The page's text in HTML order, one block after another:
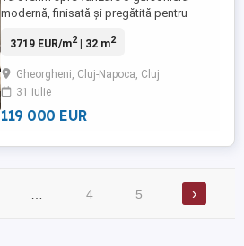
modernă, finisată și pregătită pentru
zona Constantin Brâncuși, una dintre cele
din Cluj-Napoca. Locuința este amplasată
la etajul 2 din 10 al unui imobil bine
întreținut și dispune ...
3719 EUR/m2| 32 m2
Gheorgheni, Cluj-Napoca, Cluj
31 iulie
119 000 EUR
4 5 ›